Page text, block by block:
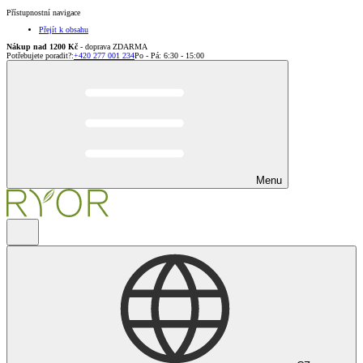
Přístupnostní navigace
Přejít k obsahu
Nákup nad 1200 Kč - doprava ZDARMA
Potřebujete poradit?:+420 277 001 234Po - Pá: 6:30 - 15:00
Menu